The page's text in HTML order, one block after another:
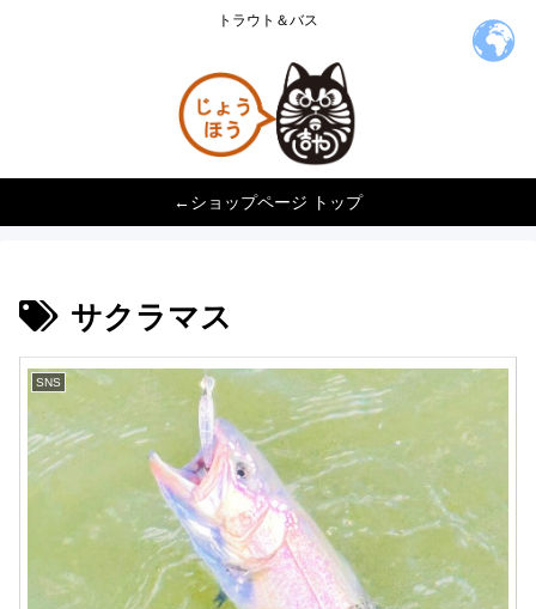
トラウト＆バス
←ショップページ トップ
サクラマス
SNS